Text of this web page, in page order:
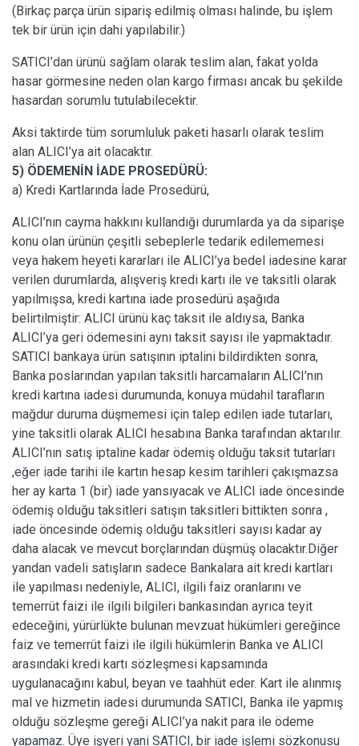
(Birkaç parça ürün sipariş edilmiş olması halinde, bu işlem
tek bir ürün için dahi yapılabilir.)
SATICI’dan ürünü sağlam olarak teslim alan, fakat yolda
hasar görmesine neden olan kargo firması ancak bu şekilde
hasardan sorumlu tutulabilecektir.
Aksi taktirde tüm sorumluluk paketi hasarlı olarak teslim
alan ALICI’ya ait olacaktır.
5) ÖDEMENİN İADE PROSEDÜRÜ:
a) Kredi Kartlarında İade Prosedürü,
ALICI’nın cayma hakkını kullandığı durumlarda ya da siparişe
konu olan ürünün çeşitli sebeplerle tedarik edilememesi
veya hakem heyeti kararları ile ALICI’ya bedel iadesine karar
verilen durumlarda, alışveriş kredi kartı ile ve taksitli olarak
yapılmışsa, kredi kartına iade prosedürü aşağıda
belirtilmiştir: ALICI ürünü kaç taksit ile aldıysa, Banka
ALICI’ya geri ödemesini aynı taksit sayısı ile yapmaktadır.
SATICI bankaya ürün satışının iptalini bildirdikten sonra,
Banka poslarından yapılan taksitli harcamaların ALICI’nın
kredi kartına iadesi durumunda, konuya müdahil tarafların
mağdur duruma düşmemesi için talep edilen iade tutarları,
yine taksitli olarak ALICI hesabına Banka tarafından aktarılır.
ALICI’nın satış iptaline kadar ödemiş olduğu taksit tutarları
,eğer iade tarihi ile kartın hesap kesim tarihleri çakışmazsa
her ay karta 1 (bir) iade yansıyacak ve ALICI iade öncesinde
ödemiş olduğu taksitleri satışın taksitleri bittikten sonra ,
iade öncesinde ödemiş olduğu taksitleri sayısı kadar ay
daha alacak ve mevcut borçlarından düşmüş olacaktır.Diğer
yandan vadeli satışların sadece Bankalara ait kredi kartları
ile yapılması nedeniyle, ALICI, ilgili faiz oranlarını ve
temerrüt faizi ile ilgili bilgileri bankasından ayrıca teyit
edeceğini, yürürlükte bulunan mevzuat hükümleri gereğince
faiz ve temerrüt faizi ile ilgili hükümlerin Banka ve ALICI
arasındaki kredi kartı sözleşmesi kapsamında
uygulanacağını kabul, beyan ve taahhüt eder. Kart ile alınmış
mal ve hizmetin iadesi durumunda SATICI, Banka ile yapmış
olduğu sözleşme gereği ALICI’ya nakit para ile ödeme
yapamaz. Üye işyeri yani SATICI, bir iade işlemi sözkonusu